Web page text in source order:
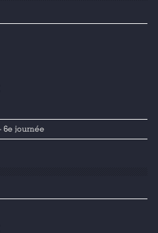
6e journée